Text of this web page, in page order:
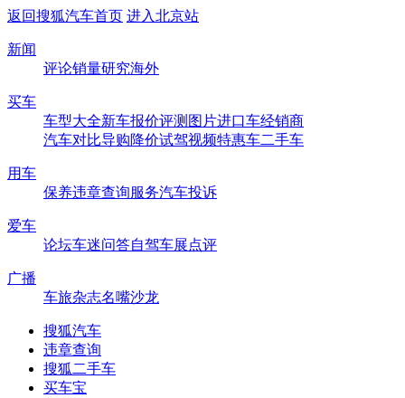
返回搜狐汽车首页 进入北京站
新闻
评论销量研究海外
买车
车型大全新车报价评测 图片进口车经销商
汽车对比导购降价试驾视频特惠车二手车
用车
保养违章查询服务汽车投诉
爱车
论坛车迷问答自驾车展点评
广播
车旅杂志名嘴沙龙
搜狐汽车
违章查询
搜狐二手车
买车宝